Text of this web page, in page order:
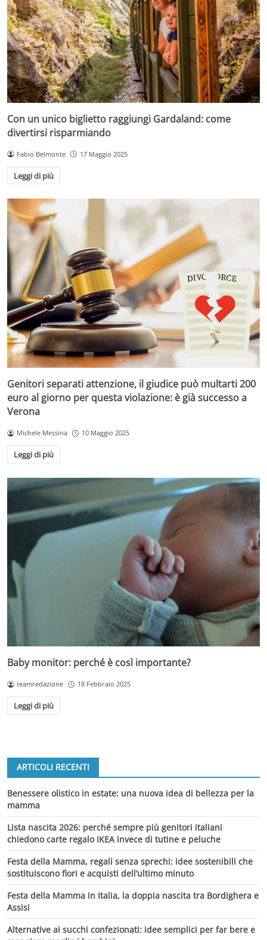
Con un unico biglietto raggiungi Gardaland: come
divertirsi risparmiando
Fabio Belmonte 17 Maggio 2025
Leggi di più
Genitori separati attenzione, il giudice può multarti 200
euro al giorno per questa violazione: è già successo a
Verona
Michele Messina 10 Maggio 2025
Leggi di più
Baby monitor: perché è così importante?
teamredazione 18 Febbraio 2025
Leggi di più
ARTICOLI RECENTI
Benessere olistico in estate: una nuova idea di bellezza per la
mamma
Lista nascita 2026: perché sempre più genitori italiani
chiedono carte regalo IKEA invece di tutine e peluche
Festa della Mamma, regali senza sprechi: idee sostenibili che
sostituiscono fiori e acquisti dell’ultimo minuto
Festa della Mamma in Italia, la doppia nascita tra Bordighera e
Assisi
Alternative ai succhi confezionati: idee semplici per far bere e